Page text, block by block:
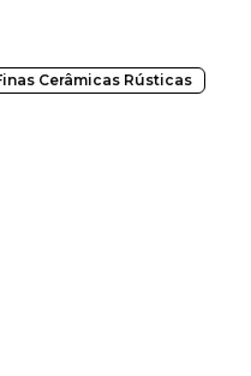
Cerâmicas Rústicas